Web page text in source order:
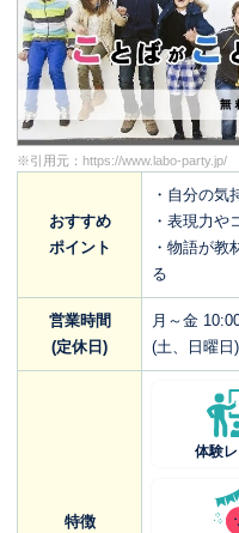
※引用元： https://www.labo-party.jp/
おすすめ
ポイント
・自分の気
・表現力や
・物語が教
る
営業時間
(定休日)
月～金
(土、日曜日)
特徴
体験